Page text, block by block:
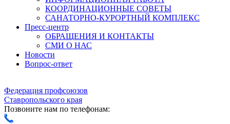
КООРДИНАЦИОННЫЕ СОВЕТЫ
САНАТОРНО-КУРОРТНЫЙ КОМПЛЕКС
Пресс-центр
ОБРАЩЕНИЯ И КОНТАКТЫ
СМИ О НАС
Новости
Вопрос-ответ
Федерация профсоюзов
Ставропольского края
Позвоните нам по телефонам: